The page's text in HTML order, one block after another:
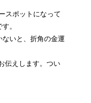
スポットになって
。
いと、折角の金運
伝えします。つい